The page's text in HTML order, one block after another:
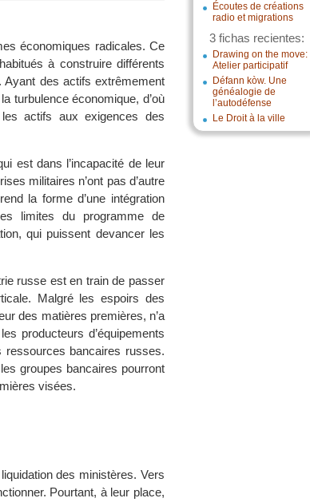
Écoutes de créations
radio et migrations
3 fichas recientes:
Drawing on the move:
Atelier participatif
Défann kòw. Une
généalogie de
l’autodéfense
Le Droit à la ville
économiques radicales. Ce
à construire différents
Ayant des actifs extrêmement
turbulence économique, d’où
actifs aux exigences des
est dans l’incapacité de leur
militaires n’ont pas d’autre
la forme d’une intégration
limites du programme de
qui puissent devancer les
russe est en train de passer
Malgré les espoirs des
des matières premières, n’a
producteurs d’équipements
ressources bancaires russes.
groupes bancaires pourront
visées.
des ministères. Vers
Pourtant, à leur place,